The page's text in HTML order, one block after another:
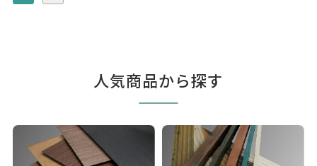
人気商品から探す